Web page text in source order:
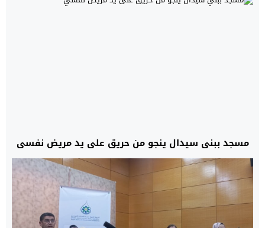
مسجد ببني سيدال ينجو من حريق على يد مريض نفسي